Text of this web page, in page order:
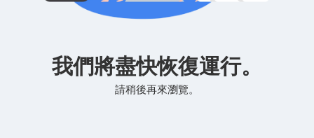
我們將盡快恢復運行。
請稍後再來瀏覽。